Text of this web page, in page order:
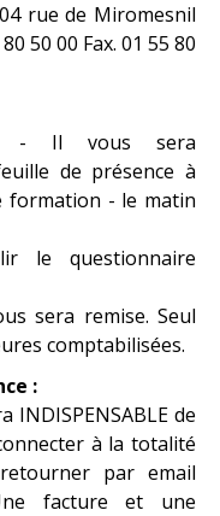
rue de Miromesnil
50 00 Fax. 01 55 80
- Il vous sera
de présence à
formation - le matin
le questionnaire
sera remise. Seul
comptabilisées.
:
INDISPENSABLE de
à la totalité
par email
facture et une